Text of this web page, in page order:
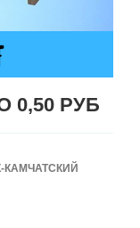
0,50 РУБ
КАМЧАТСКИЙ